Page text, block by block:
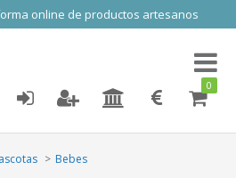
online de productos artesanos
Toggle
0
Bebes